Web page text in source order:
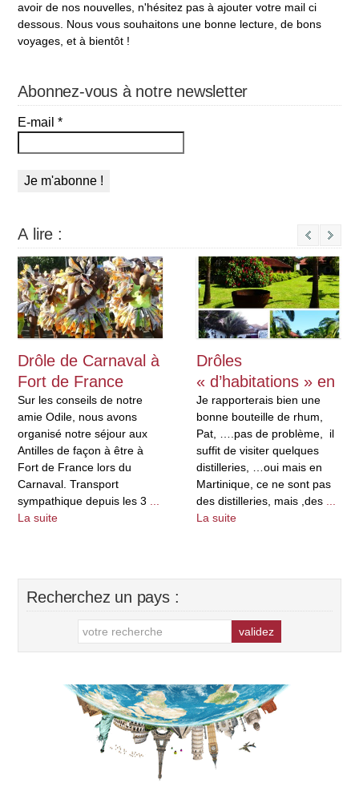
avoir de nos nouvelles, n'hésitez pas à ajouter votre mail ci
dessous. Nous vous souhaitons une bonne lecture, de bons
voyages, et à bientôt !
Abonnez-vous à notre newsletter
E-mail*
A lire :
Drôle de Carnaval à
Fort de France
Sur les conseils de notre
amie Odile, nous avons
organisé notre séjour aux
Antilles de façon à être à
Fort de France lors du
Carnaval. Transport
sympathique depuis les 3
La suite
Drôles
« d’habitations » en
Martinique
Je rapporterais bien une
bonne bouteille de rhum,
Pat, ….pas de problème, il
suffit de visiter quelques
distilleries, …oui mais en
Martinique, ce ne sont pas
des distilleries, mais ,des
La suite
Next
Recherchez un pays :